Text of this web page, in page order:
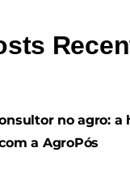
no agro: a
a AgroPós